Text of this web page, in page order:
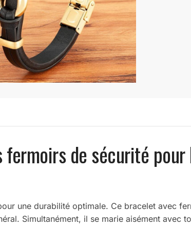
fermoirs de sécurité
une durabilité optimale. Ce bracelet avec
Simultanément, il se marie aisément avec